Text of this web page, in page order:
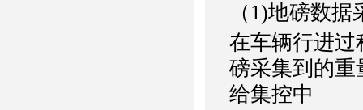
（1)地磅数
在车辆行进过
磅采集到的重
给集控中